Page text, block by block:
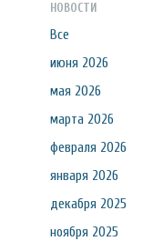
НОВОСТИ
Все
июня 2026
мая 2026
марта 2026
февраля 2026
января 2026
декабря 2025
ноября 2025